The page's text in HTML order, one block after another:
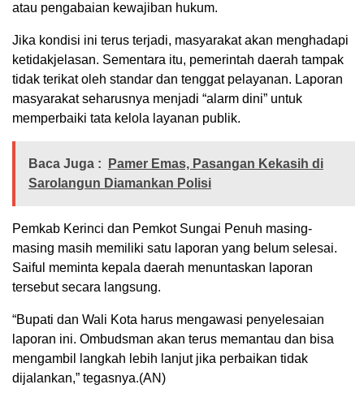
atau pengabaian kewajiban hukum.
Jika kondisi ini terus terjadi, masyarakat akan menghadapi
ketidakjelasan. Sementara itu, pemerintah daerah tampak
tidak terikat oleh standar dan tenggat pelayanan. Laporan
masyarakat seharusnya menjadi “alarm dini” untuk
memperbaiki tata kelola layanan publik.
Baca Juga :
Pamer Emas, Pasangan Kekasih di
Sarolangun Diamankan Polisi
Pemkab Kerinci dan Pemkot Sungai Penuh masing-
masing masih memiliki satu laporan yang belum selesai.
Saiful meminta kepala daerah menuntaskan laporan
tersebut secara langsung.
“Bupati dan Wali Kota harus mengawasi penyelesaian
laporan ini. Ombudsman akan terus memantau dan bisa
mengambil langkah lebih lanjut jika perbaikan tidak
dijalankan,” tegasnya.(AN)